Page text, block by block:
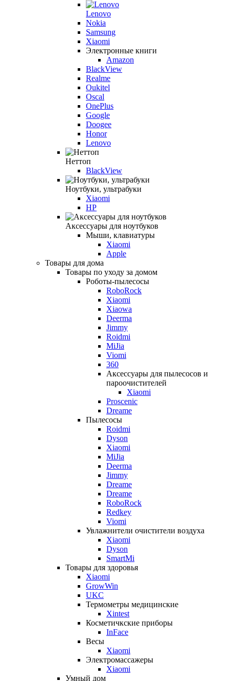
Lenovo
Nokia
Samsung
Xiaomi
Электронные книги
Amazon
BlackView
Realme
Oukitel
Oscal
OnePlus
Google
Doogee
Honor
Lenovo
Неттоп
BlackView
Ноутбуки, ультрабуки
Xiaomi
HP
Аксессуары для ноутбуков
Мыши, клавиатуры
Xiaomi
Apple
Товары для дома
Товары по уходу за домом
Роботы-пылесосы
RoboRock
Xiaomi
Xiaowa
Deerma
Jimmy
Roidmi
MiJia
Viomi
360
Аксессуары для пылесосов и
пароочистителей
Xiaomi
Proscenic
Dreame
Пылесосы
Roidmi
Dyson
Xiaomi
MiJia
Deerma
Jimmy
Dreame
Dreame
RoboRock
Redkey
Viomi
Увлажнители очистители воздуха
Xiaomi
Dyson
SmartMi
Товары для здоровья
Xiaomi
GrowWin
UKC
Термометры медицинские
Xintest
Косметичкские приборы
InFace
Весы
Xiaomi
Электромассажеры
Xiaomi
Умный дом